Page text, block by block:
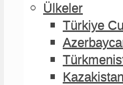
Ülkeler
Türkiye
Ülkeler
Türkiye